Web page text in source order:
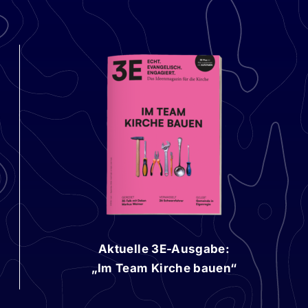
Aktuelle 3E-Ausgabe:
„Im Team Kirche bauen“